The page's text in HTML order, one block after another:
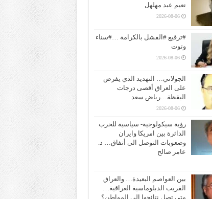
نعيم عبد مهلهل
2026-08-06
#ترقيع #الفشل بالكرامة …#سناء
وتوت
2026-08-06
الجولاني… التهديد الذي يفرض
على العراق أقصى درجات
اليقظة…رياض سعد
2026-08-06
رؤية سيكولوجية- سياسية للحرب
الدائرة بين امريكا وايران
وصعوبات التوصل الى أتفاق… د.
عامر صالح
بين العواصم البعيدة… والعراق
القريب الدبلوماسية العراقية…
متى تصل نتائجها إلى المواطن؟